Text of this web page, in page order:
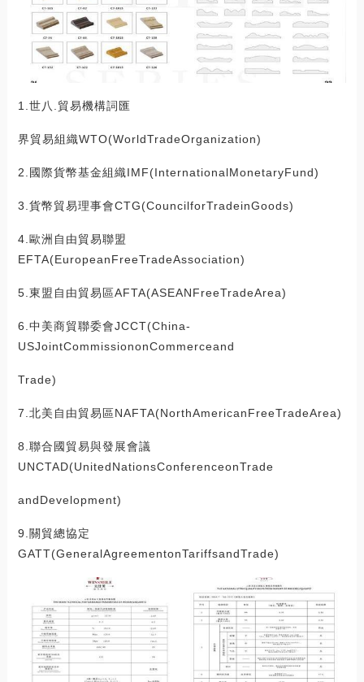
1.世八.貿易機構詞匯
界貿易組織WTO(WorldTradeOrganization)
2.國際貨幣基金組織IMF(InternationalMonetaryFund)
3.貨幣貿易理事會CTG(CouncilforTradeinGoods)
4.歐洲自由貿易聯盟
EFTA(EuropeanFreeTradeAssociation)
5.東盟自由貿易區AFTA(ASEANFreeTradeArea)
6.中美商貿聯委會JCCT(China-
USJointCommissiononCommerceand
Trade)
7.北美自由貿易區NAFTA(NorthAmericanFreeTradeArea)
8.聯合國貿易與發展會議
UNCTAD(UnitedNationsConferenceonTrade
andDevelopment)
9.關貿總協定
GATT(GeneralAgreementonTariffsandTrade)